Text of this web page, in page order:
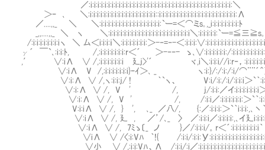
／:i:i:i:i:i:i:i:i:i:i:i:i:i:i:i:i:i:i:i:i:i:i:i:i:i:i:i:i:i:i:i:i:i:i:i:i:i:i:i:i:＼
＞ｰ ､ ＼:i:i:i:i:i:i:i:i:i:i:i:i:i:i:i:i:i:i:i::i:i:i:i:i:i:i:i:i:i:i:i:i:i:i:i:i:i:i:i:i:i:Λ
／....,,_ ＼ ＼:i:i:i:i:i:i:i:i:i:i:i:i:i:i:i:i:i:`ー=＜⌒ミs｡,_i:i:i:i:i:i:i:i:ﾄ
_,,....,,_ ＼ ヽ ＼:i:i:i:i:i:i:i:i:i:i:i:i:i:i:i:i:i:i:i:i:i:i:i＼:i:i:i:i:i:`ー=≦三≧s｡
/:i:i:i:i:i:i:i:iヽ ＼ 厶＜i:i:i:ｉ＼:i:i:i:i:i:i:i:＞-‐=‐-＜
γ´ ￣`､:i:i:ﾄ, /,:i:i:i:i:i:i:i:r＜´ ＞-‐‐- ゝ､∨:i:i:i:i:i:i:/
,′ ∨:iΛ ∨ /,:i:i:i:i:i:i:iⅤ廴j>'´ ヾ,i＼:i:i:i//i:r‐，
∨:iΛ V /,:i:i:i:i:i:i:i}ｰｲ＞､ _ ヽ:i:}/:/:i:/:i/⌒¨¨´＾＞`
∨:i:Λ ∨ /,ヽ:i:i:j/ ! ｀`ヽ、 V:i/:i:/:i/:i:i:i＞`｀
∨:i:Λ ∨ /, V ' /, j/:i:i:／イ:i:i:i:i:i:i:i＞`｀
∨:i:Λ ∨ /, V ' /, /:i:i／:i:i:i:i:i:i:＞`｀
V:i:iΛ ∨ /, } ', ､_ ／八/, {:／:i:i:i:＞`｀i:i:i:,､丶｀
∨:iΛ ∨ /, 廴 , ／’/､_ 〉 ／:i:i:i／:i:i:i:i:,､イ廴
∨:ｉΛ ∨ /, 7ﾐゝ〔_ ノ }／/:i:i:i/。r＜´:i:i:i:i:i:i:i:i｀丶、
∨iΛ ∨ /〈:i:Vﾊ ｀!{ /:i:i/:i:i:У:i:i:i:i:i:i:i:i:i:i:i:i:i:i:i:i:i:i:i:i:
∨小 ∨ /,:i:i:Vﾊ、Λ /:i:i/:i／